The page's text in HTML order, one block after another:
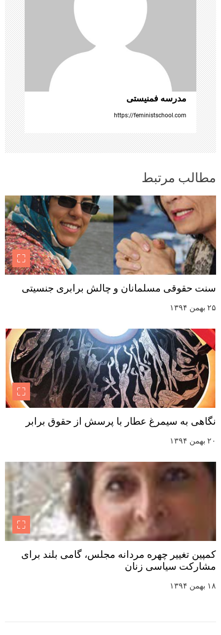
ت
ه‌
ه
ا
مدرسه فمنیستی
https://feministschool.com
مطالب مرتبط
سنت حقوقی مسلمانان و چالش برابری جنسیتی
۲۵ بهمن ۱۳۹۴
نگاهی به سیمرغ عطار با پرسش از حقوق برابر
۲۰ بهمن ۱۳۹۴
کمپین تغییر چهره مردانه مجلس، گامی بلند برای
مشارکت سیاسی زنان
۱۸ بهمن ۱۳۹۴